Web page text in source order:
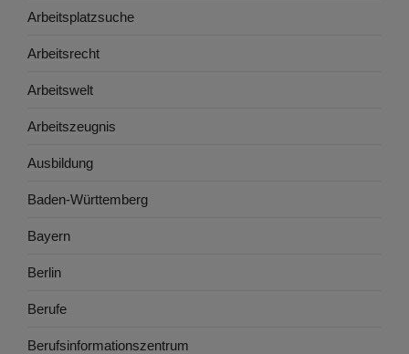
Arbeitsplatzsuche
Arbeitsrecht
Arbeitswelt
Arbeitszeugnis
Ausbildung
Baden-Württemberg
Bayern
Berlin
Berufe
Berufsinformationszentrum